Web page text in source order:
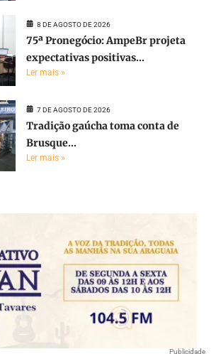
8 DE AGOSTO DE 2026
75ª Pronegócio: AmpeBr projeta
expectativas positivas...
Ler mais »
7 DE AGOSTO DE 2026
Tradição gaúcha toma conta de
Brusque...
Ler mais »
Publicidade